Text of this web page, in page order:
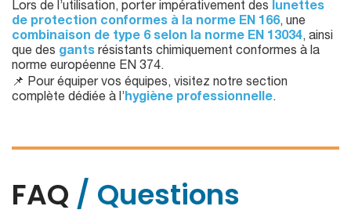
Lors de l’utilisation, porter impérativement des lunettes
de protection conformes à la norme EN 166, une
combinaison de type 6 selon la norme EN 13034, ainsi
que des gants résistants chimiquement conformes à la
norme européenne EN 374.
📌 Pour équiper vos équipes, visitez notre section
complète dédiée à l’hygiène professionnelle.
FAQ / Questions